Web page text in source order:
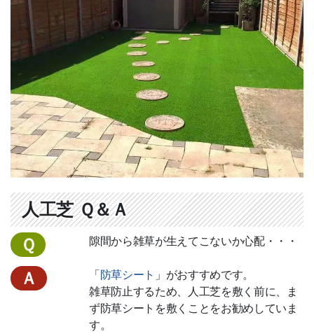
人工芝 Ｑ＆Ａ
Ｑ 隙間から雑草が生えてこないか心配・・・
Ａ 「防草シート 」がおすすめです。
雑草防止するため、人工芝を敷く前に、ま
ず防草シートを敷くことをお勧めしていま
す。